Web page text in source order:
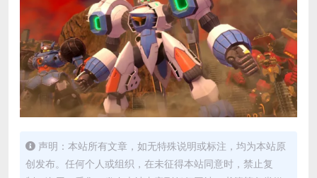
声明：本站所有文章，如无特殊说明或标注，均为本站原
创发布。任何个人或组织，在未征得本站同意时，禁止复